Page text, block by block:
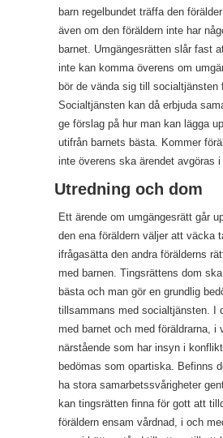
barn regelbundet träffa den
även om den föräldern inte har
barnet. Umgängesrätten slår fast
inte kan komma överens om
bör de vända sig till socialtjänsten
Socialtjänsten kan då erbjuda
ge förslag på hur man kan lägga
utifrån barnets bästa. Kommer
inte överens ska ärendet avgöras i
Utredning och dom
Ett ärende om umgängesrätt går
den ena föräldern väljer att väcka
ifrågasätta den andra förälderns
med barnen. Tingsrättens dom
bästa och man gör en grundlig
tillsammans med socialtjänsten. I
med barnet och med föräldrarna, i
närstående som har insyn i
bedömas som opartiska. Befinns
ha stora samarbetssvårigheter
kan tingsrätten finna för gott att
föräldern ensam vårdnad, i och